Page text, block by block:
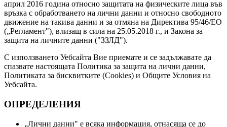
април 2016 година относно защитата на физическите лица във
връзка с обработването на лични данни и относно свободното
движение на такива данни и за отмяна на Директива 95/46/EО
(„Регламент"), влизащ в сила на 25.05.2018 г., и Закона за
защита на личните данни ("ЗЗЛД").
С използването Уебсайта Вие приемате и се задължавате да
спазвате настоящата Политика за защита на лични данни,
Политиката за бисквитките (Cookies) и Общите Условия на
Уебсайта.
ОПРЕДЕЛЕНИЯ
„Лични данни" е всяка информация, отнасяща се до